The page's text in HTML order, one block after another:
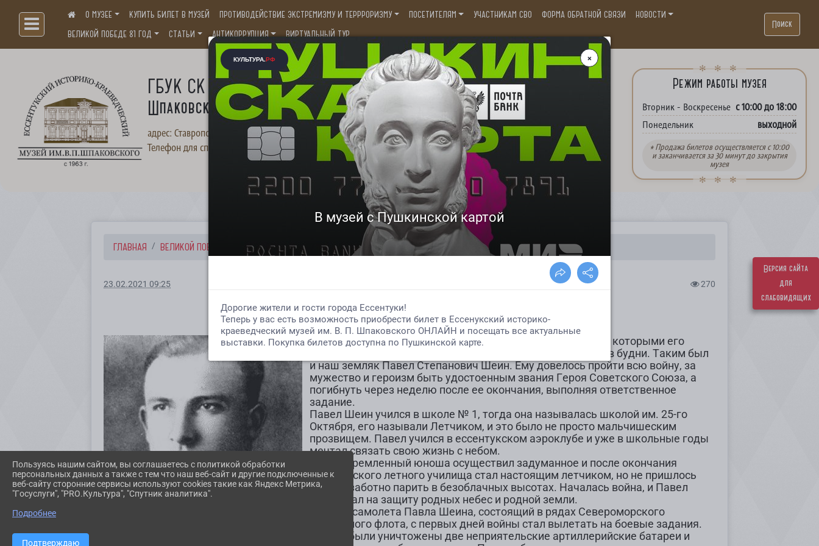
Версия сайта
для
слабовидящих
Больше, чем музей...О МУЗЕЕ КУПИТЬ БИЛЕТ В МУЗЕЙ ПРОТИВОДЕЙСТВИЕ ЭКСТРЕМИЗМУ И ТЕРРРОРИЗМУ ПОСЕТИТЕЛЯМ УЧАСТНИКАМ СВО ФОРМА ОБРАТНОЙ СВЯЗИ
НОВОСТИ
ВЕЛИКОЙ ПОБЕДЕ 81 ГОД
СТАТЬИ АНТИКОРРУПЦИЯ ВИРТУАЛЬНЫЙ ТУР
Поиск
ГБУК СК "Ессентукский историко-краеведческий музей им. В. П.
Шпаковского"
адрес: Ставропольский край, г. Ессентуки, ул. Кисловодская, д. 5
Телефон для справок:
+7(87934) 66-44-1 8(928)632-49-49
Режим работы музея
Вторник - Воскресенье с 10:00 до 18:00
Понедельник выходной
* Продажа билетов осуществляется с 10:00
и заканчивается за 30 минут до закрытия
музея
ГЛАВНАЯ ВЕЛИКОЙ ПОБЕДЕ 81 ГОД АКЦИЯ "ПОМНИМ СВОИХ ГЕ... Павел Степанович Шеин
23.02.2021 09:25 270
ПАВЕЛ СТЕПАНОВИЧ ШЕИН
Человек доблести и чести смело проходит все испытания, которыми его
экзаменует судьба. Он отважен и в суровые дни войны, и в будни. Таким был
и наш земляк Павел Степанович Шеин. Ему довелось пройти всю войну, за
мужество и героизм быть удостоенным звания Героя Советского Союза, а
погибнуть через неделю после ее окончания, выполняя ответственное
задание.
Павел Шеин учился в школе № 1, тогда она называлась школой им. 25-го
Октября, его называли Летчиком, и это было не просто мальчишеским
прозвищем. Павел учился в ессентукском аэроклубе и уже в школьные годы
мечтал связать свою жизнь с небом.
Целеустремленный юноша осуществил задуманное и после окончания
Саратовского летного училища стал настоящим летчиком, но не пришлось
ему беззаботно парить в безоблачных высотах. Началась война, и Павел
Шеин стал на защиту родных небес и родной земли.
Экипаж самолета Павла Шеина, состоящий в рядах Североморского
воздушного флота, с первых дней войны стал вылетать на боевые задания.
Вскоре были уничтожены две неприятельские артиллерийские батареи и
Пользуясь нашим сайтом, вы соглашаетесь с политикой обработки
персональных данных а также с тем что наш веб-сайт и другие подключенные к
веб-сайту сторонние сервисы используют cookies такие как Яндекс Метрика,
"Госуслуги", "PRO.Культура", "Спутник аналитика".
Подробнее
Подтверждаю